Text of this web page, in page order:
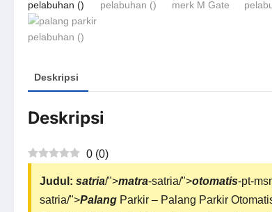
Deskripsi
Deskripsi
0 (0)
Judul: satria/">matra-satria/">otomatis-pt-
satria/">Palang Parkir – Palang Parkir